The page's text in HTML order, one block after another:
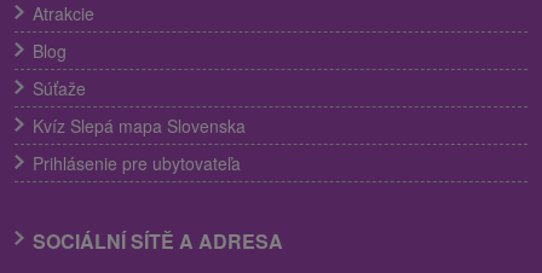
Atrakcie
Blog
Súťaže
Kvíz Slepá mapa Slovenska
Prihlásenie pre ubytovateľa
SOCIÁLNÍ SÍTĚ A ADRESA